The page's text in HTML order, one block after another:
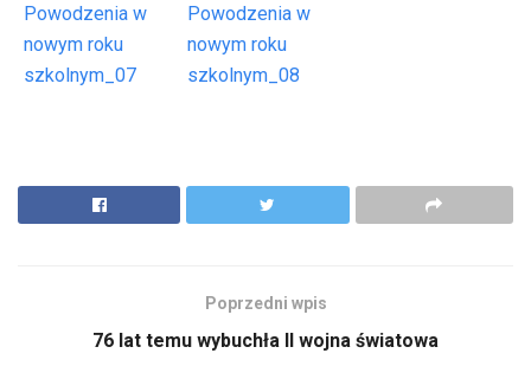
Powodzenia w
nowym roku
szkolnym_07
Powodzenia w
nowym roku
szkolnym_08
Poprzedni wpis
76 lat temu wybuchła II wojna światowa